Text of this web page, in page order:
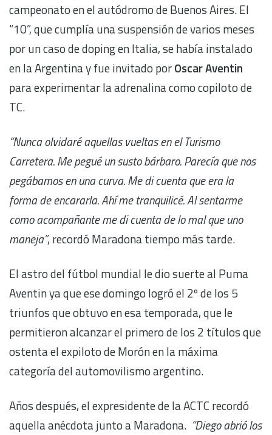
campeonato en el autódromo de Buenos Aires. El
“10”, que cumplía una suspensión de varios meses
por un caso de doping en Italia, se había instalado
en la Argentina y fue invitado porOscar Aventin
para experimentar la adrenalina como copiloto de
TC.
“Nunca olvidaré aquellas vueltas en el Turismo
Carretera. Me pegué un susto bárbaro. Parecía que nos
pegábamos en una curva. Me di cuenta que era la
forma de encararla. Ahí me tranquilicé. Al sentarme
como acompañante me di cuenta de lo mal que uno
maneja”, recordó Maradona tiempo más tarde.
El astro del fútbol mundial le dio suerte al Puma
Aventin ya que ese domingo logró el 2º de los 5
triunfos que obtuvo en esa temporada, que le
permitieron alcanzar el primero de los 2 títulos que
ostenta el expiloto de Morón en la máxima
categoría del automovilismo argentino.
Años después, el expresidente de la ACTC recordó
aquella anécdota junto a Maradona. “Diego abrió los